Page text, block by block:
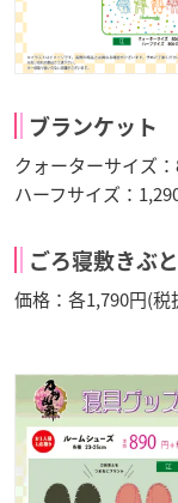
ブランケット
クォーターサイズ
ハーフサイズ：
ごろ寝敷きぶ
価格：各1,790円(税